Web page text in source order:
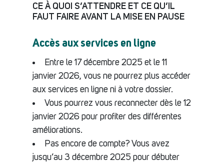
CE À QUOI S’ATTENDRE ET CE QU’IL
FAUT FAIRE AVANT LA MISE EN PAUSE
Accès aux services en ligne
Entre le 17 décembre 2025 et le 11
janvier 2026, vous ne pourrez plus accéder
aux services en ligne ni à votre dossier.
Vous pourrez vous reconnecter dès le 12
janvier 2026 pour profiter des différentes
améliorations.
Pas encore de compte? Vous avez
jusqu’au 3 décembre 2025 pour débuter